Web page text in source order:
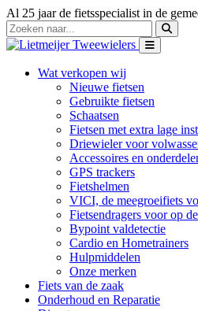
Al 25 jaar de fietsspecialist in de
Wat verkopen wij
Nieuwe fietsen
Gebruikte fietsen
Schaatsen
Fietsen met extra lage
Driewieler voor
Accessoires en
GPS trackers
Fietshelmen
VICI, de meegroeifiets
Fietsendragers voor op
Bypoint valdetectie
Cardio en Hometrainers
Hulpmiddelen
Onze merken
Fiets van de zaak
Onderhoud en Reparatie